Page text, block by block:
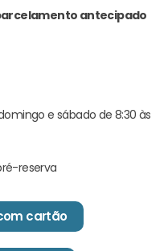
antecipado
e sábado de 8:30 às
reservae comece
cartão